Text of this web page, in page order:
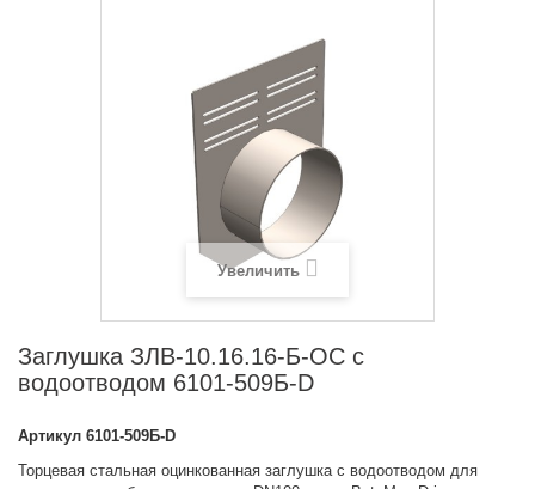
Увеличить
Заглушка ЗЛВ-10.16.16-Б-ОС с
водоотводом 6101-509Б-D
Артикул 6101-509Б-D
Торцевая стальная оцинкованная заглушка с водоотводом для